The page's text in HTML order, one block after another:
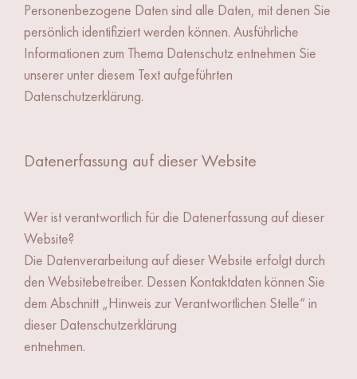
Personenbezogene Daten sind alle Daten, mit denen Sie
persönlich identifiziert werden können. Ausführliche
Informationen zum Thema Datenschutz entnehmen Sie
unserer unter diesem Text aufgeführten
Datenschutzerklärung.
Datenerfassung auf dieser Website
Wer ist verantwortlich für die Datenerfassung auf dieser
Website?
Die Datenverarbeitung auf dieser Website erfolgt durch
den Websitebetreiber. Dessen Kontaktdaten können Sie
dem Abschnitt „Hinweis zur Verantwortlichen Stelle“ in
dieser Datenschutzerklärung
entnehmen.